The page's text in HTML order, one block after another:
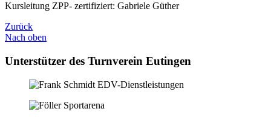
Kursleitung ZPP- zertifiziert: Gabriele Güther
Zurück
Nach oben
Unterstützer des Turnverein Eutingen